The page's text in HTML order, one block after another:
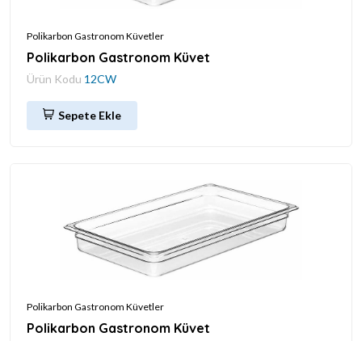
Polikarbon Gastronom Küvetler
Polikarbon Gastronom Küvet
Ürün Kodu 12CW
Sepete Ekle
Polikarbon Gastronom Küvetler
Polikarbon Gastronom Küvet